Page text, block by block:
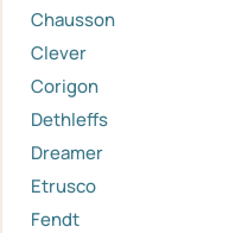
Chausson
Clever
Corigon
Dethleffs
Dreamer
Etrusco
Fendt